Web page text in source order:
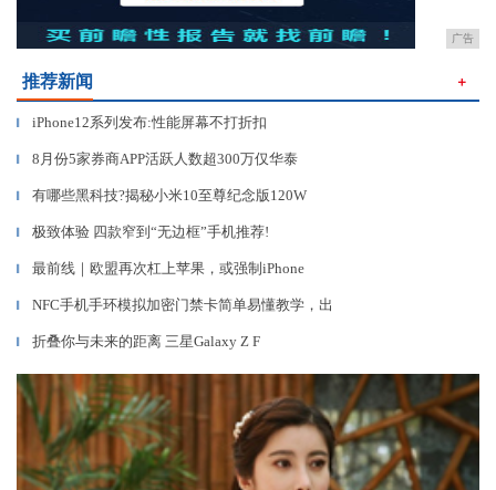
广告
推荐新闻 ＋
▎ iPhone12系列发布:性能屏幕不打折扣
▎ 8月份5家券商APP活跃人数超300万仅华泰
▎ 有哪些黑科技?揭秘小米10至尊纪念版120W
▎ 极致体验 四款窄到“无边框”手机推荐!
▎ 最前线｜欧盟再次杠上苹果，或强制iPhone
▎ NFC手机手环模拟加密门禁卡简单易懂教学，出
▎ 折叠你与未来的距离 三星Galaxy Z F